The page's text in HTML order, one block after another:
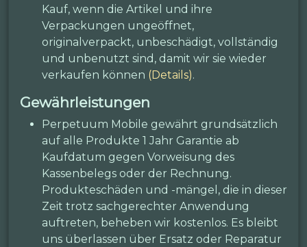
Kauf, wenn die Artikel und ihre
Verpackungen ungeöffnet,
originalverpackt, unbeschädigt, vollständig
und unbenutzt sind, damit wir sie wieder
verkaufen können (Details).
Gewährleistungen
Perpetuum Mobile gewährt grundsätzlich
auf alle Produkte 1 Jahr Garantie ab
Kaufdatum gegen Vorweisung des
Kassenbelegs oder der Rechnung.
Produkteschäden und -mängel, die in dieser
Zeit trotz sachgerechter Anwendung
auftreten, beheben wir kostenlos. Es bleibt
uns überlassen über Ersatz oder Reparatur